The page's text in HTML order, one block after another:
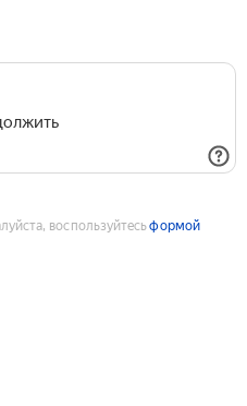
воспользуйтесьформой